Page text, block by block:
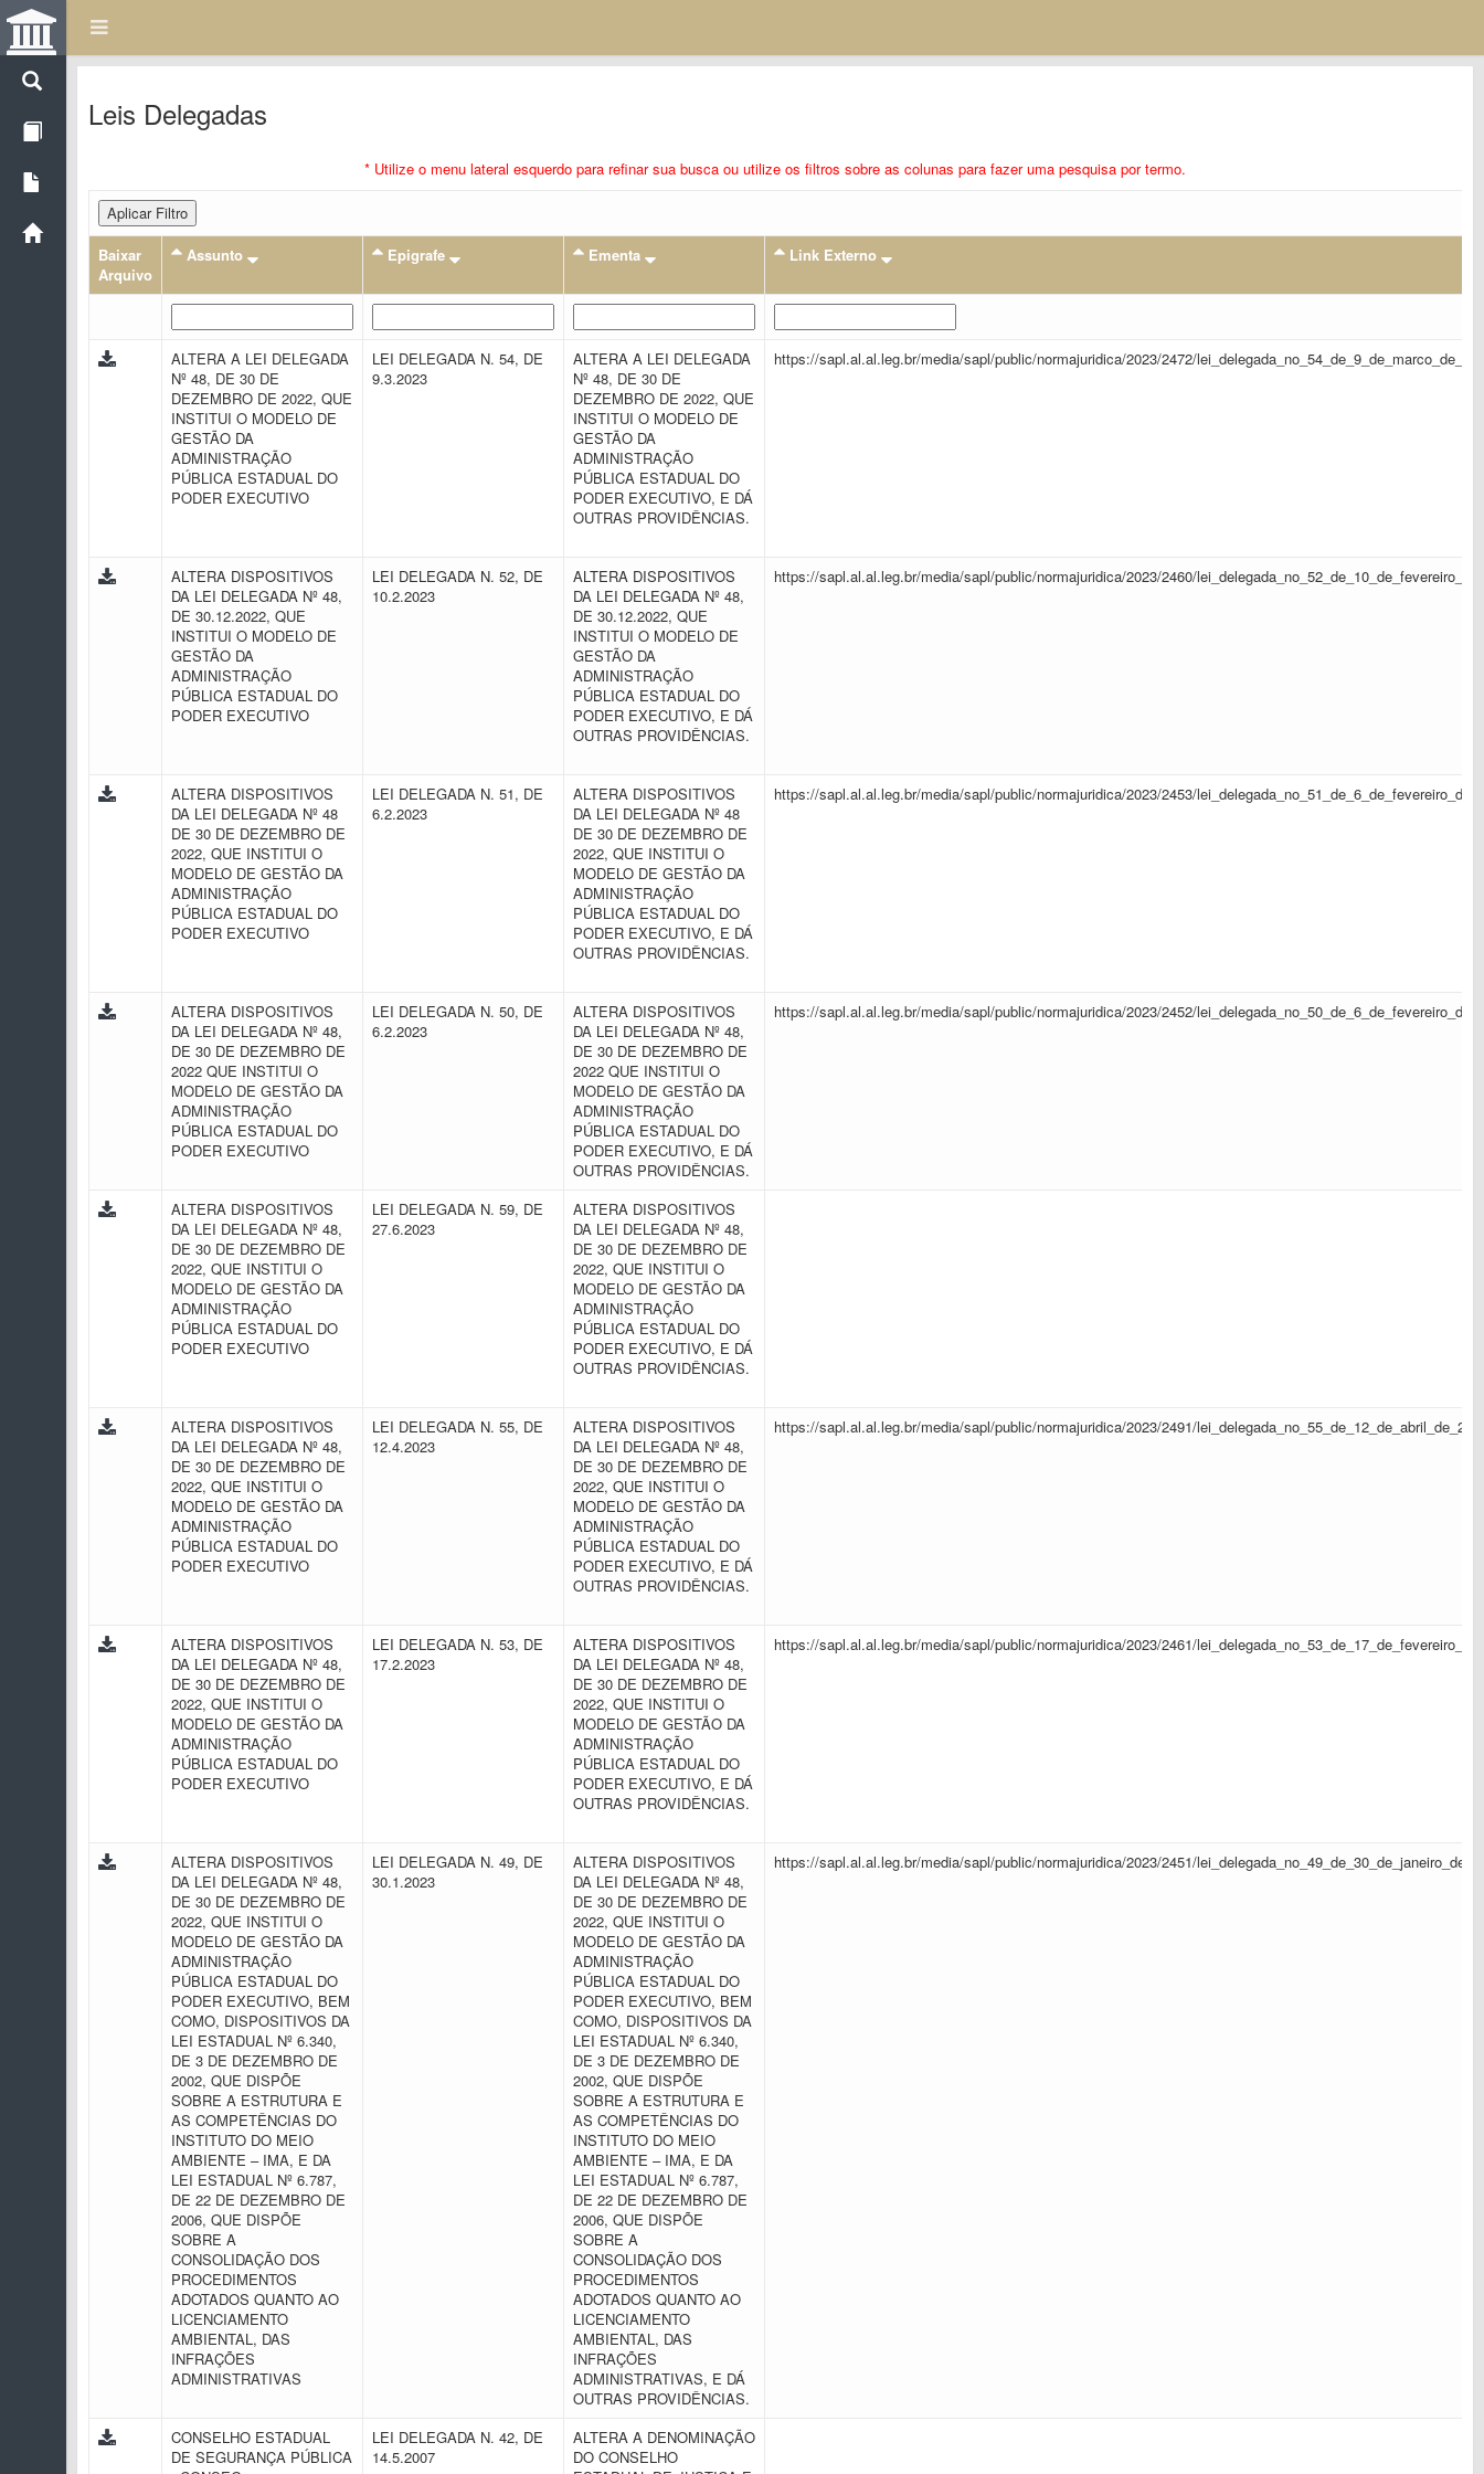
Leis Delegadas
* Utilize o menu lateral esquerdo para refinar sua busca ou utilize os filtros sobre as colunas para fazer uma pesquisa por termo.
Aplicar Filtro
Baixar
Arquivo
Assunto Epigrafe Ementa Link Externo
ALTERA A LEI DELEGADA
Nº 48, DE 30 DE
DEZEMBRO DE 2022, QUE
INSTITUI O MODELO DE
GESTÃO DA
ADMINISTRAÇÃO
PÚBLICA ESTADUAL DO
PODER EXECUTIVO
LEI DELEGADA N. 54, DE
9.3.2023
ALTERA A LEI DELEGADA
Nº 48, DE 30 DE
DEZEMBRO DE 2022, QUE
INSTITUI O MODELO DE
GESTÃO DA
ADMINISTRAÇÃO
PÚBLICA ESTADUAL DO
PODER EXECUTIVO, E DÁ
OUTRAS PROVIDÊNCIAS.
https://sapl.al.al.leg.br/media/sapl/public/normajuridica/2023/2472/
ALTERA DISPOSITIVOS
DA LEI DELEGADA Nº 48,
DE 30.12.2022, QUE
INSTITUI O MODELO DE
GESTÃO DA
ADMINISTRAÇÃO
PÚBLICA ESTADUAL DO
PODER EXECUTIVO
LEI DELEGADA N. 52, DE
10.2.2023
ALTERA DISPOSITIVOS
DA LEI DELEGADA Nº 48,
DE 30.12.2022, QUE
INSTITUI O MODELO DE
GESTÃO DA
ADMINISTRAÇÃO
PÚBLICA ESTADUAL DO
PODER EXECUTIVO, E DÁ
OUTRAS PROVIDÊNCIAS.
https://sapl.al.al.leg.br/media/sapl/public/normajuridica/2023/2460/
ALTERA DISPOSITIVOS
DA LEI DELEGADA Nº 48
DE 30 DE DEZEMBRO DE
2022, QUE INSTITUI O
MODELO DE GESTÃO DA
ADMINISTRAÇÃO
PÚBLICA ESTADUAL DO
PODER EXECUTIVO
LEI DELEGADA N. 51, DE
6.2.2023
ALTERA DISPOSITIVOS
DA LEI DELEGADA Nº 48
DE 30 DE DEZEMBRO DE
2022, QUE INSTITUI O
MODELO DE GESTÃO DA
ADMINISTRAÇÃO
PÚBLICA ESTADUAL DO
PODER EXECUTIVO, E DÁ
OUTRAS PROVIDÊNCIAS.
https://sapl.al.al.leg.br/media/sapl/public/normajuridica/2023/2453/
ALTERA DISPOSITIVOS
DA LEI DELEGADA Nº 48,
DE 30 DE DEZEMBRO DE
2022 QUE INSTITUI O
MODELO DE GESTÃO DA
ADMINISTRAÇÃO
PÚBLICA ESTADUAL DO
PODER EXECUTIVO
LEI DELEGADA N. 50, DE
6.2.2023
ALTERA DISPOSITIVOS
DA LEI DELEGADA Nº 48,
DE 30 DE DEZEMBRO DE
2022 QUE INSTITUI O
MODELO DE GESTÃO DA
ADMINISTRAÇÃO
PÚBLICA ESTADUAL DO
PODER EXECUTIVO, E DÁ
OUTRAS PROVIDÊNCIAS.
https://sapl.al.al.leg.br/media/sapl/public/normajuridica/2023/2452/
ALTERA DISPOSITIVOS
DA LEI DELEGADA Nº 48,
DE 30 DE DEZEMBRO DE
2022, QUE INSTITUI O
MODELO DE GESTÃO DA
ADMINISTRAÇÃO
PÚBLICA ESTADUAL DO
PODER EXECUTIVO
LEI DELEGADA N. 59, DE
27.6.2023
ALTERA DISPOSITIVOS
DA LEI DELEGADA Nº 48,
DE 30 DE DEZEMBRO DE
2022, QUE INSTITUI O
MODELO DE GESTÃO DA
ADMINISTRAÇÃO
PÚBLICA ESTADUAL DO
PODER EXECUTIVO, E DÁ
OUTRAS PROVIDÊNCIAS.
ALTERA DISPOSITIVOS
DA LEI DELEGADA Nº 48,
DE 30 DE DEZEMBRO DE
2022, QUE INSTITUI O
MODELO DE GESTÃO DA
ADMINISTRAÇÃO
PÚBLICA ESTADUAL DO
PODER EXECUTIVO
LEI DELEGADA N. 55, DE
12.4.2023
ALTERA DISPOSITIVOS
DA LEI DELEGADA Nº 48,
DE 30 DE DEZEMBRO DE
2022, QUE INSTITUI O
MODELO DE GESTÃO DA
ADMINISTRAÇÃO
PÚBLICA ESTADUAL DO
PODER EXECUTIVO, E DÁ
OUTRAS PROVIDÊNCIAS.
https://sapl.al.al.leg.br/media/sapl/public/normajuridica/2023/2491/
ALTERA DISPOSITIVOS
DA LEI DELEGADA Nº 48,
DE 30 DE DEZEMBRO DE
2022, QUE INSTITUI O
MODELO DE GESTÃO DA
ADMINISTRAÇÃO
PÚBLICA ESTADUAL DO
PODER EXECUTIVO
LEI DELEGADA N. 53, DE
17.2.2023
ALTERA DISPOSITIVOS
DA LEI DELEGADA Nº 48,
DE 30 DE DEZEMBRO DE
2022, QUE INSTITUI O
MODELO DE GESTÃO DA
ADMINISTRAÇÃO
PÚBLICA ESTADUAL DO
PODER EXECUTIVO, E DÁ
OUTRAS PROVIDÊNCIAS.
https://sapl.al.al.leg.br/media/sapl/public/normajuridica/2023/2461/
ALTERA DISPOSITIVOS
DA LEI DELEGADA Nº 48,
DE 30 DE DEZEMBRO DE
2022, QUE INSTITUI O
MODELO DE GESTÃO DA
ADMINISTRAÇÃO
PÚBLICA ESTADUAL DO
PODER EXECUTIVO, BEM
COMO, DISPOSITIVOS DA
LEI ESTADUAL Nº 6.340,
DE 3 DE DEZEMBRO DE
2002, QUE DISPÕE
SOBRE A ESTRUTURA E
AS COMPETÊNCIAS DO
INSTITUTO DO MEIO
AMBIENTE – IMA, E DA
LEI ESTADUAL Nº 6.787,
DE 22 DE DEZEMBRO DE
2006, QUE DISPÕE
SOBRE A
CONSOLIDAÇÃO DOS
PROCEDIMENTOS
ADOTADOS QUANTO AO
LICENCIAMENTO
AMBIENTAL, DAS
INFRAÇÕES
ADMINISTRATIVAS
LEI DELEGADA N. 49, DE
30.1.2023
ALTERA DISPOSITIVOS
DA LEI DELEGADA Nº 48,
DE 30 DE DEZEMBRO DE
2022, QUE INSTITUI O
MODELO DE GESTÃO DA
ADMINISTRAÇÃO
PÚBLICA ESTADUAL DO
PODER EXECUTIVO, BEM
COMO, DISPOSITIVOS DA
LEI ESTADUAL Nº 6.340,
DE 3 DE DEZEMBRO DE
2002, QUE DISPÕE
SOBRE A ESTRUTURA E
AS COMPETÊNCIAS DO
INSTITUTO DO MEIO
AMBIENTE – IMA, E DA
LEI ESTADUAL Nº 6.787,
DE 22 DE DEZEMBRO DE
2006, QUE DISPÕE
SOBRE A
CONSOLIDAÇÃO DOS
PROCEDIMENTOS
ADOTADOS QUANTO AO
LICENCIAMENTO
AMBIENTAL, DAS
INFRAÇÕES
ADMINISTRATIVAS, E DÁ
OUTRAS PROVIDÊNCIAS.
https://sapl.al.al.leg.br/media/sapl/public/normajuridica/2023/2451/
CONSELHO ESTADUAL
DE SEGURANÇA PÚBLICA
LEI DELEGADA N. 42, DE
14.5.2007
ALTERA A DENOMINAÇÃO
DO CONSELHO